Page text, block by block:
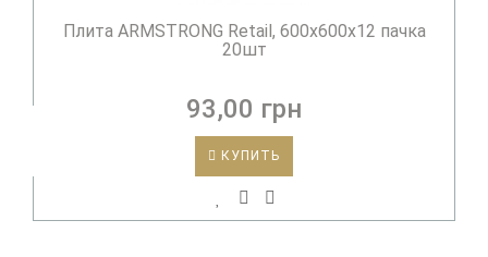
Плита ARMSTRONG Retail, 600х600х12 пачка
20шт
93,00 грн
КУПИТЬ